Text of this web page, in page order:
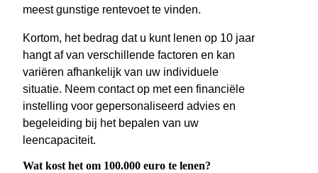
meest gunstige rentevoet te vinden.
Kortom, het bedrag dat u kunt lenen op 10 jaar
hangt af van verschillende factoren en kan
variëren afhankelijk van uw individuele
situatie. Neem contact op met een financiële
instelling voor gepersonaliseerd advies en
begeleiding bij het bepalen van uw
leencapaciteit.
Wat kost het om 100.000 euro te lenen?